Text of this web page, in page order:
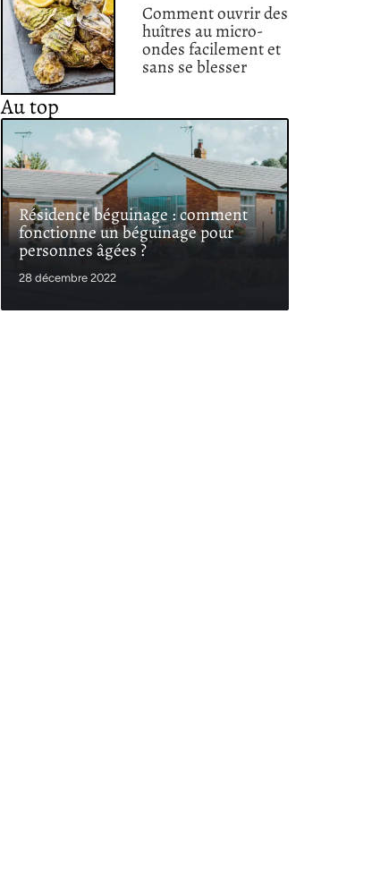
Comment ouvrir des
huîtres au micro-
ondes facilement et
sans se blesser
Au top
Résidence béguinage : comment
fonctionne un béguinage pour
personnes âgées ?
28 décembre 2022